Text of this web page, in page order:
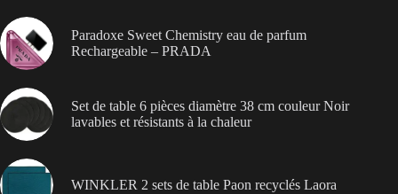
Paradoxe Sweet Chemistry eau de parfum
Rechargeable – PRADA
Set de table 6 pièces diamètre 38 cm couleur Noir
lavables et résistants à la chaleur
WINKLER 2 sets de table Paon recyclés Laora